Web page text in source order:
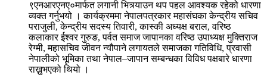
९एनआरएनए०मार्फत लगानी भित्र्याउन थप पहल आवश्यक रहेको धारणा
व्यक्त गर्नुभयो । कार्यक्रममा नेपालपत्रकार महासंघका केन्द्रीय सचिव
पराजुली, केन्द्रीय सदस्य तिवारी, कास्की अध्यक्ष बराल, वरिष्ठ
कलाकार ईश्वर गुरुङ, पर्वत समाज जापानका वरिष्ठ उपाध्यक्ष मुक्तिराज
रेग्मी, महासचिव जीवन न्यौपाने लगायतले समाजका गतिविधि, प्रवासी
नेपालीको भूमिका तथा नेपाल–जापान सम्बन्धका विविध पक्षबारे धारणा
राख्नुभएको थियो ।